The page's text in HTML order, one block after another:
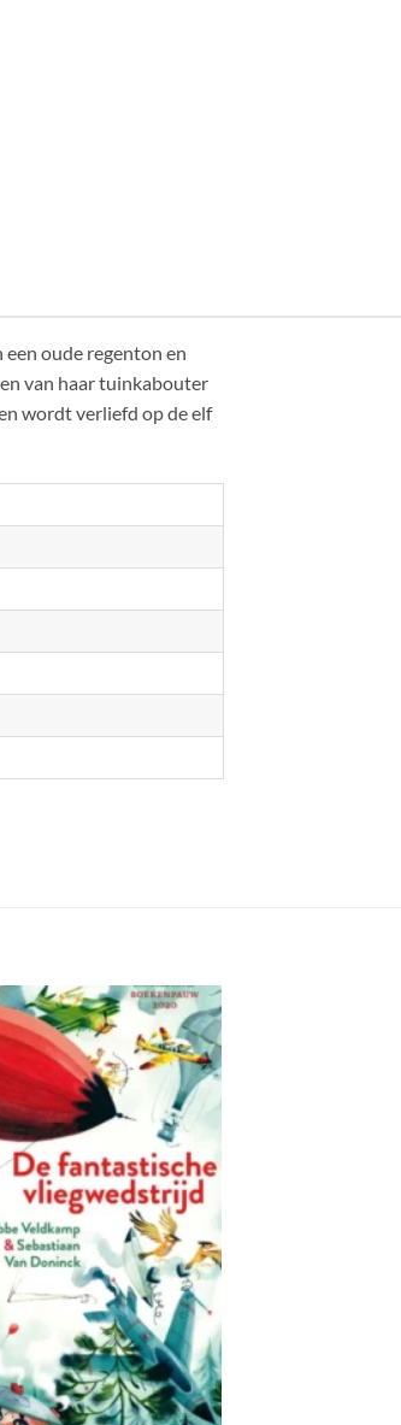
oude regenton en
van haar tuinkabouter
wordt verliefd op de elf